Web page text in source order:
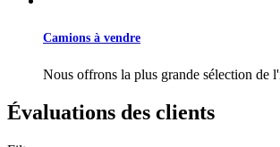
Camions à vendre
Nous offrons la plus grande sélection de
Évaluations des clients